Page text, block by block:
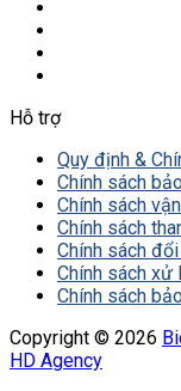
Hỗ trợ
Quy định &
Chính sách
Chính sách
Chính sách
Chính sách
Chính sách xử
Chính sách
Copyright © 2026
HD Agency